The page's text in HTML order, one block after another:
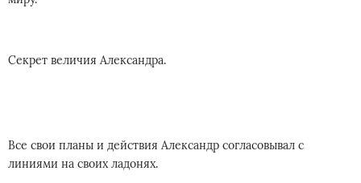
Секрет величия Александра.
Все свои планы и действия Александр согласовывал с
линиями на своих ладонях.